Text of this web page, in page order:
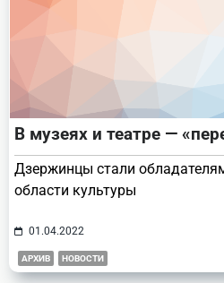
В музеях и театре —
Дзержинцы стали
области культуры
01.04.2022
АРХИВ НОВОСТИ